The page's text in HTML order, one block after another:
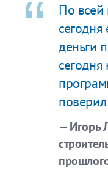
По всей
деньги
сегодня
поверил
— Игорь